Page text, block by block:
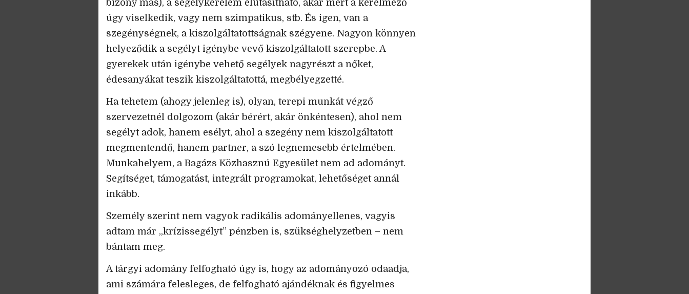
bizony más), a segélykérelem elutasítható, akár mert a kérelmező
úgy viselkedik, vagy nem szimpatikus, stb. És igen, van a
szegénységnek, a kiszolgáltatottságnak szégyene. Nagyon könnyen
helyeződik a segélyt igénybe vevő kiszolgáltatott szerepbe. A
gyerekek után igénybe vehető segélyek nagyrészt a nőket,
édesanyákat teszik kiszolgáltatottá, megbélyegzetté.
Ha tehetem (ahogy jelenleg is), olyan, terepi munkát végző
szervezetnél dolgozom (akár bérért, akár önkéntesen), ahol nem
segélyt adok, hanem esélyt, ahol a szegény nem kiszolgáltatott
megmentendő, hanem partner, a szó legnemesebb értelmében.
Munkahelyem, a Bagázs Közhasznú Egyesület nem ad adományt.
Segítséget, támogatást, integrált programokat, lehetőséget annál
inkább.
Személy szerint nem vagyok radikális adományellenes, vagyis
adtam már „krízissegélyt” pénzben is, szükséghelyzetben – nem
bántam meg.
A tárgyi adomány felfogható úgy is, hogy az adományozó odaadja,
ami számára felesleges, de felfogható ajándéknak és figyelmes